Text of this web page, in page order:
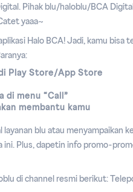
Pihak blu/haloblu/BCA
yaaa~
Halo BCA! Jadi, kamu bisa
Play Store/App Store
di menu “Call”
membantu kamu
blu atau menyampaikan
ini. Plus, dapetin info promo-
di channel resmi berikut: